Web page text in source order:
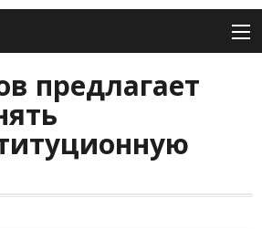
предлагает